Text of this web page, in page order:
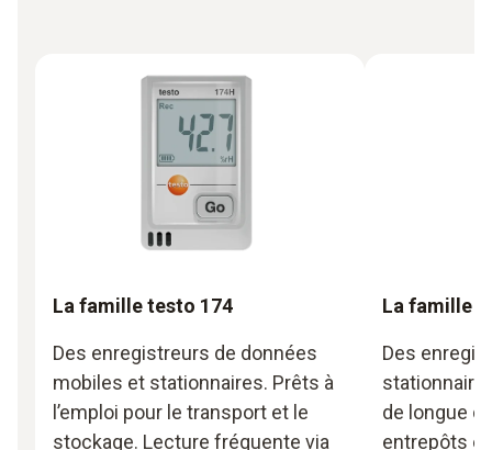
La famille testo 174
Des enregistreurs de données
mobiles et stationnaires. Prêts à
l’emploi pour le transport et le
stockage. Lecture fréquente via
La famille
Des
de longue
entrepôts